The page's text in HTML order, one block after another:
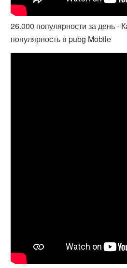
26.000 популярности за день -
популярность в pubg Mobile